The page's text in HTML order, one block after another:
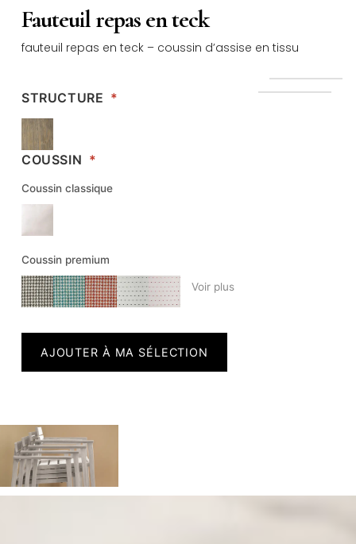
Fauteuil repas en teck
fauteuil repas en teck – coussin d’assise en tissu
STRUCTURE *
COUSSIN *
Coussin classique
Coussin premium
Voir plus
AJOUTER À MA SÉLECTION